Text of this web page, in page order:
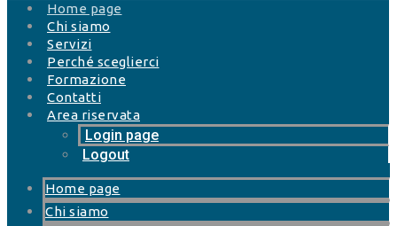
Home page
Chi siamo
Servizi
Perché sceglierci
Formazione
Contatti
Area riservata
Login page
Logout
Home page
Chi siamo